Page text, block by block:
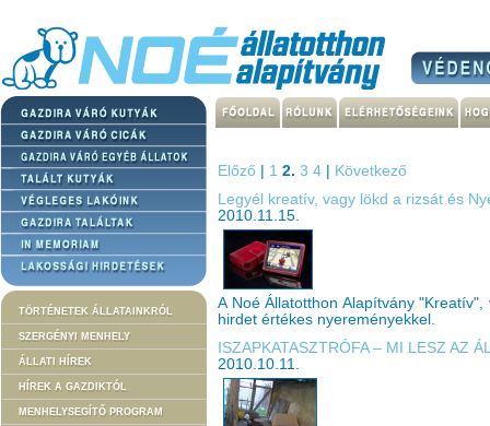
TÖRTÉNETEK ÁLLATAINKRÓL
SZERGÉNYI MENHELY
ÁLLATI HÍREK
HÍREK A GAZDIKTÓL
MENHELYSEGÍTŐ PROGRAM
Előző 1 2. 3 4
Következő
Legyél kreatív, vagy lökd a rizsát és
2010.11.15.
A Noé Állatotthon Alapítvány
hirdet értékes nyereményekkel.
ISZAPKATASZTRÓFA – MI LESZ AZ
2010.10.11.